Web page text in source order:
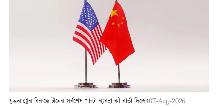
যুক্তরাষ্ট্রের বিরুদ্ধে চীনের সর্বশেষ পাল্টা ব্যবস্থা কী বার্তা দিচ্ছে?07-Aug-2026